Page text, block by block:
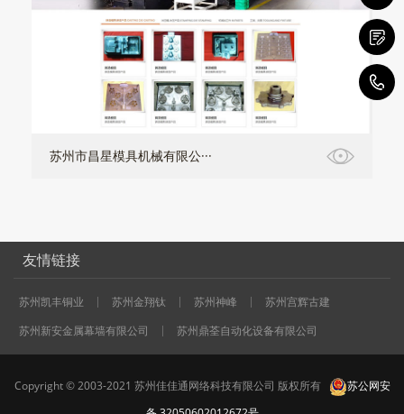
苏州市昌星模具机械有限公···
友情链接
苏州凯丰铜业 苏州金翔钛 苏州神峰
苏州宫辉古建
苏州新安金属幕墙有限公司
苏州鼎荃自动化设备有限公司
Copyright © 2003-2021 苏州佳佳通网络科技有限公司 版权所有
苏公网安